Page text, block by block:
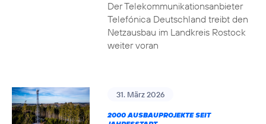
Der Telekommunikationsanbieter
Telefónica Deutschland treibt den
Netzausbau im Landkreis Rostock
weiter voran
31. März 2026
2000 AUSBAUPROJEKTE SEIT